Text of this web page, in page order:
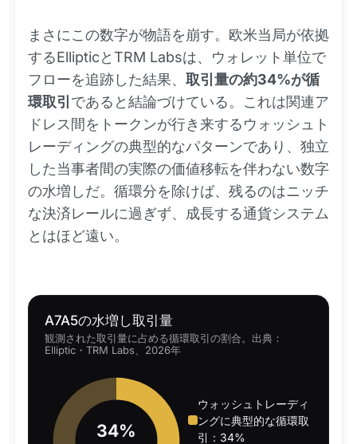
まさにこの数字が物語を崩す。欧米当局が依拠
するEllipticとTRM Labsは、ウォレット単位で
フローを追跡した結果、 取引量の約34%が循
環取引 であると結論づけている。これは関連ア
ドレス間をトークンが行き来するウォッシュト
レーディングの典型的なパターンであり、独立
した当事者間の実際の価値移転を伴わない数字
の水増しだ。循環分を除けば、残るのはニッチ
な決済レールに過ぎず、成長する通貨システム
とはほど遠い。
A7A5の水増し取引量
観測された取引量に占める循環取引の割合。出典：
Elliptic・TRM Labs、2026年
34%
ウォッシュトレーディ
ングに典型的な循環取
引：34%